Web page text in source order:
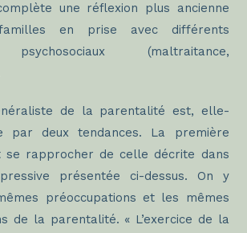
une réflexion plus ancienne
en prise avec différents
(maltraitance,
de la parentalité est, elle-
par deux tendances. La première
se rapprocher de celle décrite dans
présentée ci-dessus. On y
préoccupations et les mêmes
de la parentalité. « L’exercice de la